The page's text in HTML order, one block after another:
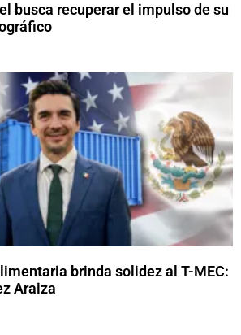
busca recuperar el impulso de su
brinda solidez al T-MEC:
Araiza